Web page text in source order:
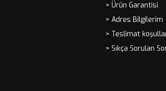
> Ürün Garantisi
> Adres Bilgilerim
> Teslimat
> Sıkça Sorulan